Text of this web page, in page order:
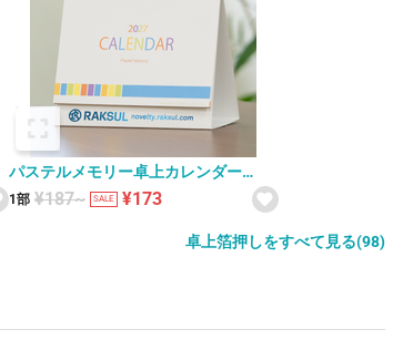
パステルメモリー卓上カレンダー
V010311
1部 ¥187~ SALE ¥173
卓上箔押しをすべて見る(98)